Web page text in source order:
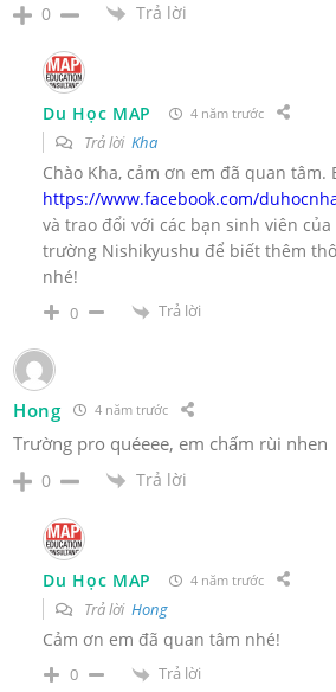
0 Trả lời
Du Học MAP 4 năm trước
Trả lời Kha
Chào Kha, cảm ơn em đã quan tâm.
https://www.facebook.com/
và trao đổi với các bạn sinh viên của
trường Nishikyushu để biết thêm
nhé!
0 Trả lời
Hong 4 năm trước
Trường pro quéeee, em chấm rùi nhen
0 Trả lời
Du Học MAP 4 năm trước
Trả lời Hong
Cảm ơn em đã quan tâm nhé!
0 Trả lời